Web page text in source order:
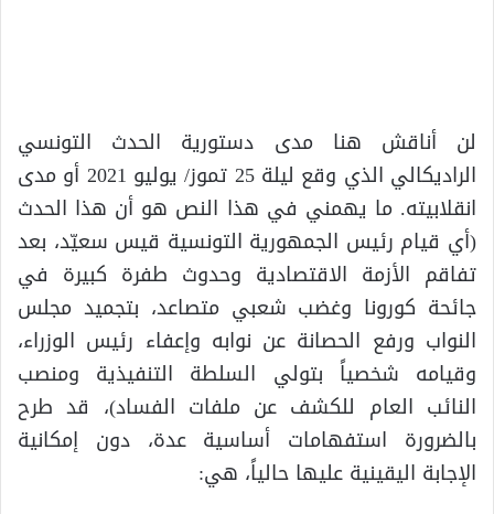
لن أناقش هنا مدى دستورية الحدث التونسي
الراديكالي الذي وقع ليلة 25 تموز/ يوليو 2021 أو مدى
انقلابيته. ما يهمني في هذا النص هو أن هذا الحدث
(أي قيام رئيس الجمهورية التونسية قيس سعيّد، بعد
تفاقم الأزمة الاقتصادية وحدوث طفرة كبيرة في
جائحة كورونا وغضب شعبي متصاعد، بتجميد مجلس
النواب ورفع الحصانة عن نوابه وإعفاء رئيس الوزراء،
وقيامه شخصياً بتولي السلطة التنفيذية ومنصب
النائب العام للكشف عن ملفات الفساد)، قد طرح
بالضرورة استفهامات أساسية عدة، دون إمكانية
الإجابة اليقينية عليها حالياً، هي: